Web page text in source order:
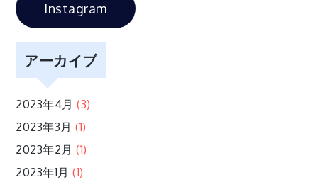
シ
ョ
ン
Instagram
アーカイブ
2023年4月 (3)
2023年3月 (1)
2023年2月 (1)
2023年1月 (1)